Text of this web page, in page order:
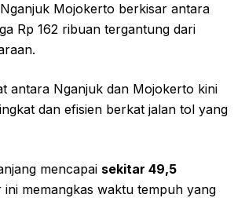
Mojokerto berkisar antara
Rp 162 ribuan tergantung dari
antara Nganjuk dan Mojokerto kini
dan efisien berkat jalan tol yang
mencapai sekitar 49,5
ini memangkas waktu tempuh yang